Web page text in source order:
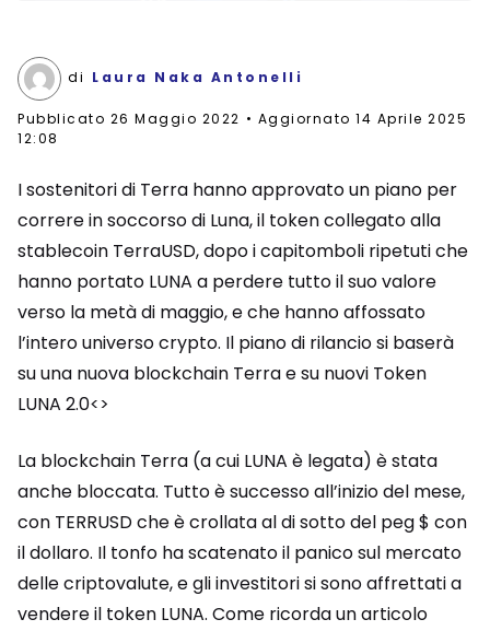
di Laura Naka Antonelli
Pubblicato 26 Maggio 2022
Aggiornato 14 Aprile 2025
12:08
I sostenitori di Terra hanno approvato un piano per
correre in soccorso di Luna, il token collegato alla
stablecoin TerraUSD, dopo i capitomboli ripetuti che
hanno portato LUNA a perdere tutto il suo valore
verso la metà di maggio, e che hanno affossato
l’intero universo crypto. Il piano di rilancio si baserà
su una nuova blockchain Terra e su nuovi Token
LUNA 2.0<>
La blockchain Terra (a cui LUNA è legata) è stata
anche bloccata. Tutto è successo all’inizio del mese,
con TERRUSD che è crollata al di sotto del peg $ con
il dollaro. Il tonfo ha scatenato il panico sul mercato
delle criptovalute, e gli investitori si sono affrettati a
vendere il token LUNA. Come ricorda un articolo